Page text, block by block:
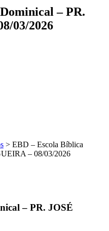
– PR.
03/2026
> EBD – Escola Bíblica
– 08/03/2026
– PR. JOSÉ